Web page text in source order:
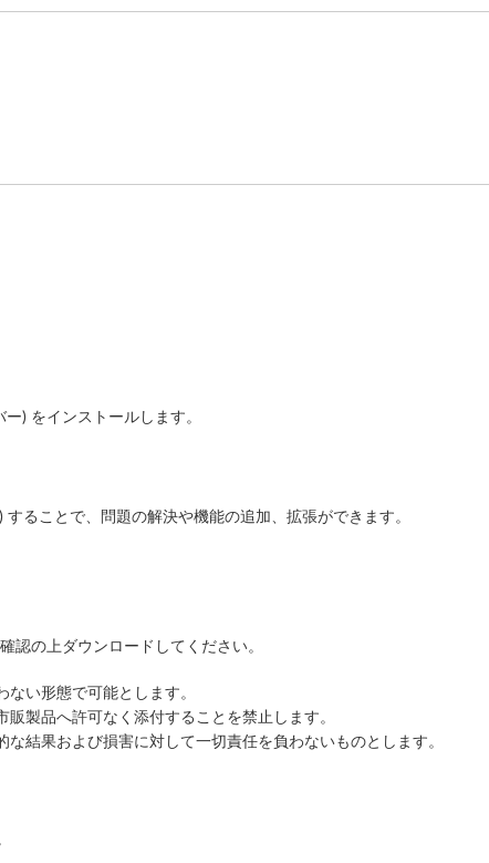
) をインストールします。
ることで、問題の解決や機能の追加、拡張ができます。
認の上ダウンロードしてください。
い形態で可能とします。
製品へ許可なく添付することを禁止します。
結果および損害に対して一切責任を負わないものとします。